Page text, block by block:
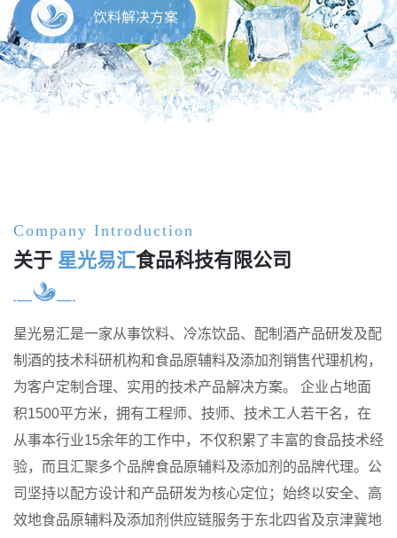
饮料解决方案
Company Introduction
关于 星光易汇食品科技有限公司
星光易汇是一家从事饮料、冷冻饮品、配制酒产品研发及配
制酒的技术科研机构和食品原辅料及添加剂销售代理机构，
为客户定制合理、实用的技术产品解决方案。 企业占地面
积1500平方米，拥有工程师、技师、技术工人若干名，在
从事本行业15余年的工作中，不仅积累了丰富的食品技术经
验，而且汇聚多个品牌食品原辅料及添加剂的品牌代理。公
司坚持以配方设计和产品研发为核心定位；始终以安全、高
效地食品原辅料及添加剂供应链服务于东北四省及京津冀地